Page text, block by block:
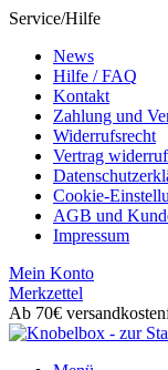
Service/Hilfe
News
Hilfe / FAQ
Kontakt
Zahlung und
Widerrufsrecht
Vertrag
Cookie-
AGB und
Impressum
Mein Konto
Merkzettel
Ab 70€